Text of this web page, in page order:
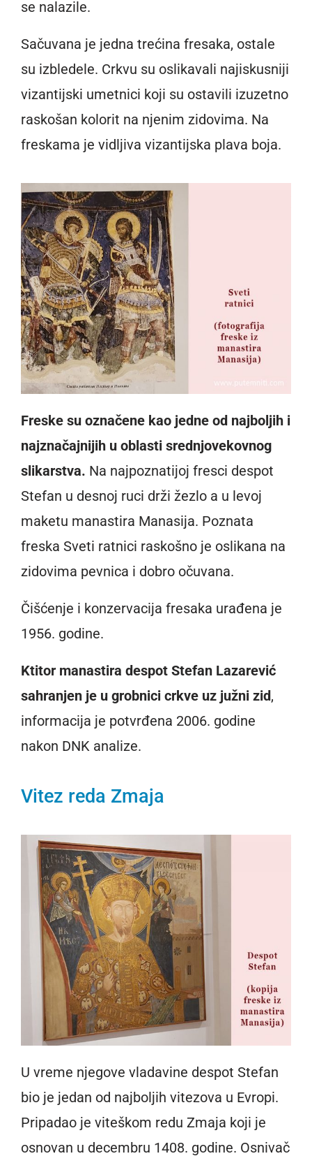
se nalazile.
Sačuvana je jedna trećina fresaka, ostale
su izbledele. Crkvu su oslikavali najiskusniji
vizantijski umetnici koji su ostavili izuzetno
raskošan kolorit na njenim zidovima. Na
freskama je vidljiva vizantijska plava boja.
Freske su označene kao jedne od najboljih i
najznačajnijih u oblasti srednjovekovnog
slikarstva. Na najpoznatijoj fresci despot
Stefan u desnoj ruci drži žezlo a u levoj
maketu manastira Manasija. Poznata
freska Sveti ratnici raskošno je oslikana na
zidovima pevnica i dobro očuvana.
Čišćenje i konzervacija fresaka urađena je
1956. godine.
Ktitor manastira despot Stefan Lazarević
sahranjen je u grobnici crkve uz južni zid,
informacija je potvrđena 2006. godine
nakon DNK analize.
Vitez reda Zmaja
U vreme njegove vladavine despot Stefan
bio je jedan od najboljih vitezova u Evropi.
Pripadao je viteškom redu Zmaja koji je
osnovan u decembru 1408. godine. Osnivač